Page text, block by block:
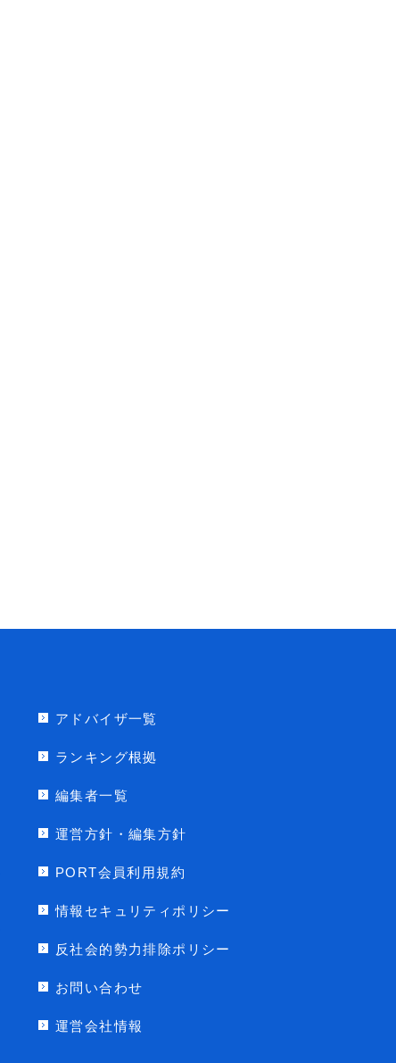
アドバイザ一覧
ランキング根拠
編集者一覧
運営方針・編集方針
PORT会員利用規約
情報セキュリティポリシー
反社会的勢力排除ポリシー
お問い合わせ
運営会社情報